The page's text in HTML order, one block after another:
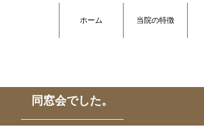
ホーム 当院の特徴
同窓会でした。